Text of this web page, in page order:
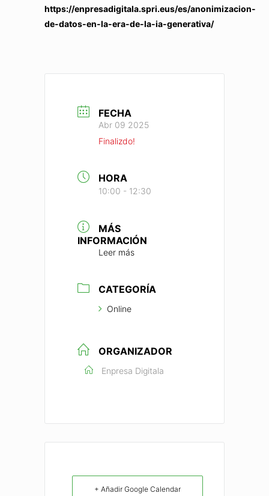
https://enpresadigitala.spri.eus/es/anonimizacion-
de-datos-en-la-era-de-la-ia-generativa/
FECHA
Abr 09 2025
Finalizdo!
HORA
10:00 - 12:30
MÁS
INFORMACIÓN
Leer más
CATEGORÍA
Online
ORGANIZADOR
Enpresa Digitala
+ Añadir Google Calendar